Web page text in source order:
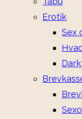
Erotik
Sex